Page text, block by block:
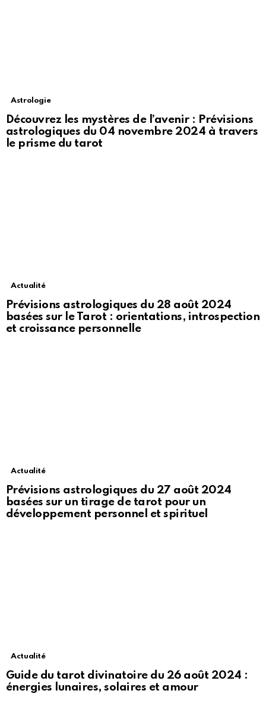
Astrologie
Découvrez les mystères de l’avenir : Prévisions
astrologiques du 04 novembre 2024 à travers
le prisme du tarot
Actualité
Prévisions astrologiques du 28 août 2024
basées sur le Tarot : orientations, introspection
et croissance personnelle
Actualité
Prévisions astrologiques du 27 août 2024
basées sur un tirage de tarot pour un
développement personnel et spirituel
Actualité
Guide du tarot divinatoire du 26 août 2024 :
énergies lunaires, solaires et amour